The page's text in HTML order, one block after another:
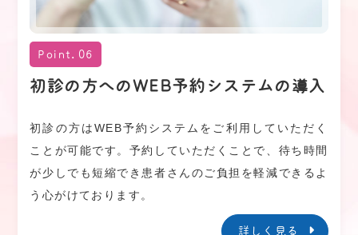
Point.06
初診の方へのWEB予約システムの導入
初診の方はWEB予約システムをご利用していただく
ことが可能です。予約していただくことで、待ち時間
が少しでも短縮でき患者さんのご負担を軽減できるよ
う心がけております。
詳しく見る